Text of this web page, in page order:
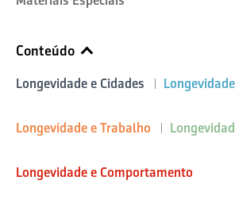
Conteúdo
Longevidade e Cidades
Longevidade e Trabalho
Longevidade e Comportamento